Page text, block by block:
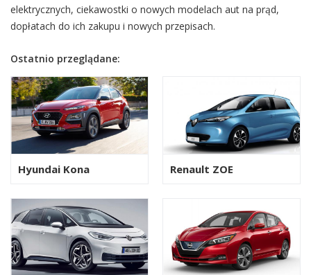
elektrycznych, ciekawostki o nowych modelach aut na prąd,
dopłatach do ich zakupu i nowych przepisach.
Ostatnio przeglądane:
Hyundai Kona Renault ZOE